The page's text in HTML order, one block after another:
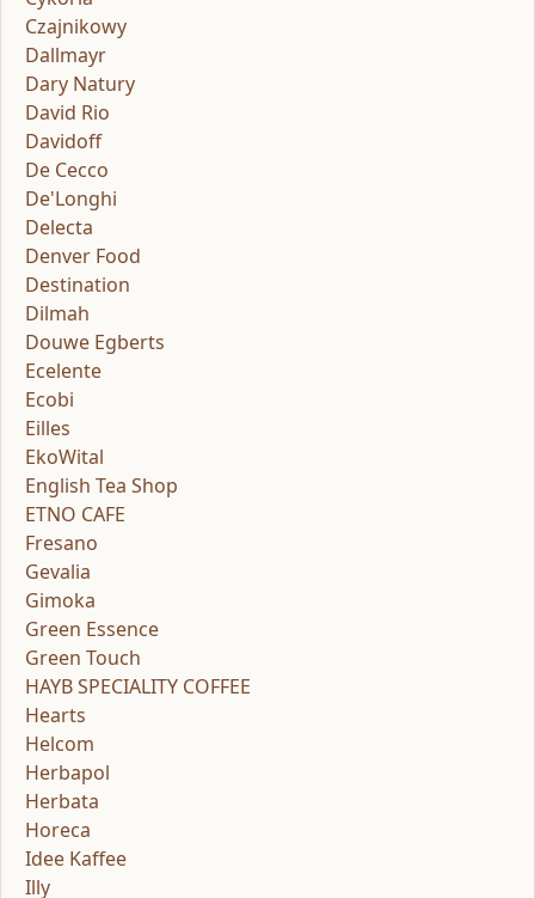
Czajnikowy
Dallmayr
Dary Natury
David Rio
Davidoff
De Cecco
De'Longhi
Delecta
Denver Food
Destination
Dilmah
Douwe Egberts
Ecelente
Ecobi
Eilles
EkoWital
English Tea Shop
ETNO CAFE
Fresano
Gevalia
Gimoka
Green Essence
Green Touch
HAYB SPECIALITY COFFEE
Hearts
Helcom
Herbapol
Herbata
Horeca
Idee Kaffee
Illy